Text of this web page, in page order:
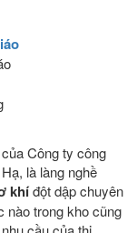
Công ty công
là làng nghề
khíđột dập chuyên
nào trong kho cũng